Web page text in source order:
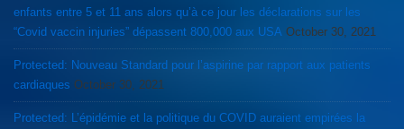
enfants entre 5 et 11 ans alors qu’à ce jour les déclarations sur les
“Covid vaccin injuries” dépassent 800,000 aux USA October 30, 2021
Protected: Nouveau Standard pour l’aspirine par rapport aux patients
cardiaques October 30, 2021
Protected: L’épidémie et la politique du COVID auraient empirées la